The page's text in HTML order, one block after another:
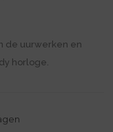
de uurwerken en
horloge.